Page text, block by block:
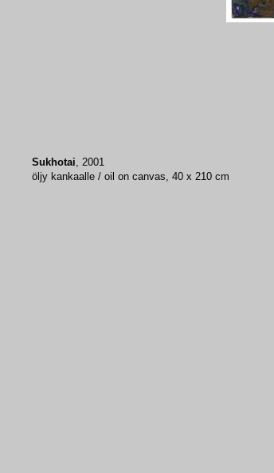
Sukhotai, 2001
öljy kankaalle / oil on canvas, 40 x 210 cm